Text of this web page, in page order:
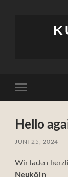
Menü
Hello
JUNI 25, 2024
Wir laden
Neukölln